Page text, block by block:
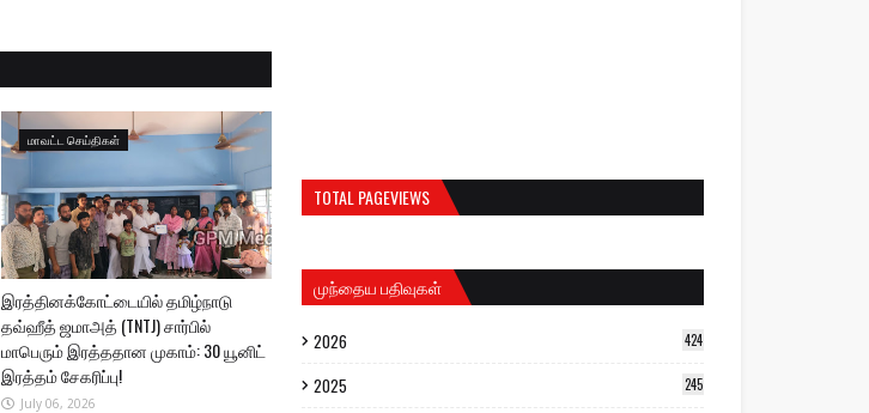
மாவட்ட செய்திகள்
இரத்தினக்கோட்டையில் தமிழ்நாடு
தவ்ஹீத் ஜமாஅத் (TNTJ) சார்பில்
மாபெரும் இரத்ததான முகாம்: 30 யூனிட்
இரத்தம் சேகரிப்பு!
July 06, 2026
TOTAL PAGEVIEWS
முந்தைய பதிவுகள்
2026 424
2025 245